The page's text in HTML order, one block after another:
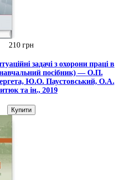
210 грн
задачі з охорони праці в
посібник) — О.П.
Ю.О. Паустовський, О.А.
та ін., 2019
Купити